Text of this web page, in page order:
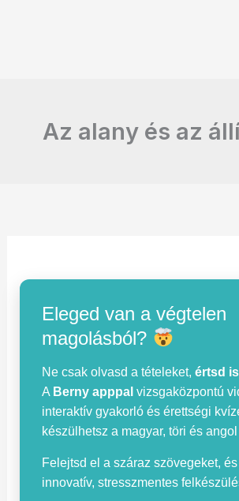
Az alany és az
Eleged van a végtelen
magolásból?
Ne csak olvasd a tételeket,értsd
A Berny apppal vizsgaközpontú
interaktív gyakorló és érettségi
készülhetsz a magyar, töri és
Felejtsd el a száraz szövegeket,
innovatív, stresszmentes